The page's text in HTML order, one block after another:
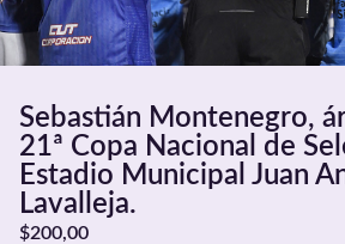
Sebastián Montenegro,
21ª Copa Nacional de
Estadio Municipal Juan
Lavalleja.
$200,00